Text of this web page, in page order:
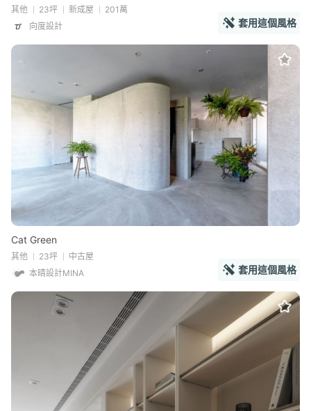
其他 23坪 新成屋
201萬
向度設計
套用這個風格
Cat Green
其他 23坪
中古屋
本晴設計MINA
套用這個風格